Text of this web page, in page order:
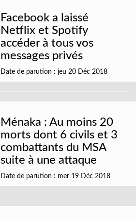
Facebook a laissé
Netflix et Spotify
accéder à tous vos
messages privés
Date de parution : jeu 20 Déc 2018
Ménaka : Au moins 20
morts dont 6 civils et 3
combattants du MSA
suite à une attaque
Date de parution : mer 19 Déc 2018